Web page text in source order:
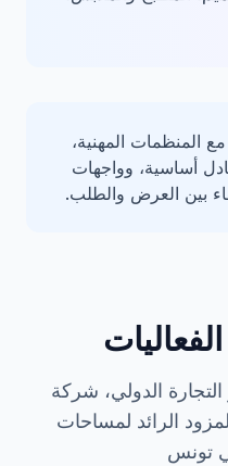
المنظمات المهنية،
أساسية، وواجهات
بين العرض والطلب.
الدولي، شركة
الرائد لمساحات
تونس